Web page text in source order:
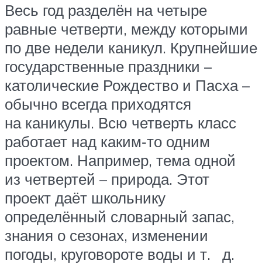
Весь год разделён на четыре
равные четверти, между которыми
по две недели каникул. Крупнейшие
государственные праздники –
католические Рождество и Пасха –
обычно всегда приходятся
на каникулы. Всю четверть класс
работает над каким‑то одним
проектом. Например, тема одной
из четвертей – природа. Этот
проект даёт школьнику
определённый словарный запас,
знания о сезонах, изменении
погоды, круговороте воды и т. д.